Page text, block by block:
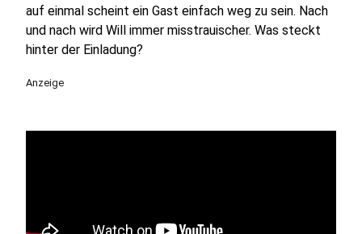
auf einmal scheint ein Gast einfach weg zu sein. Nach
und nach wird Will immer misstrauischer. Was steckt
hinter der Einladung?
Anzeige